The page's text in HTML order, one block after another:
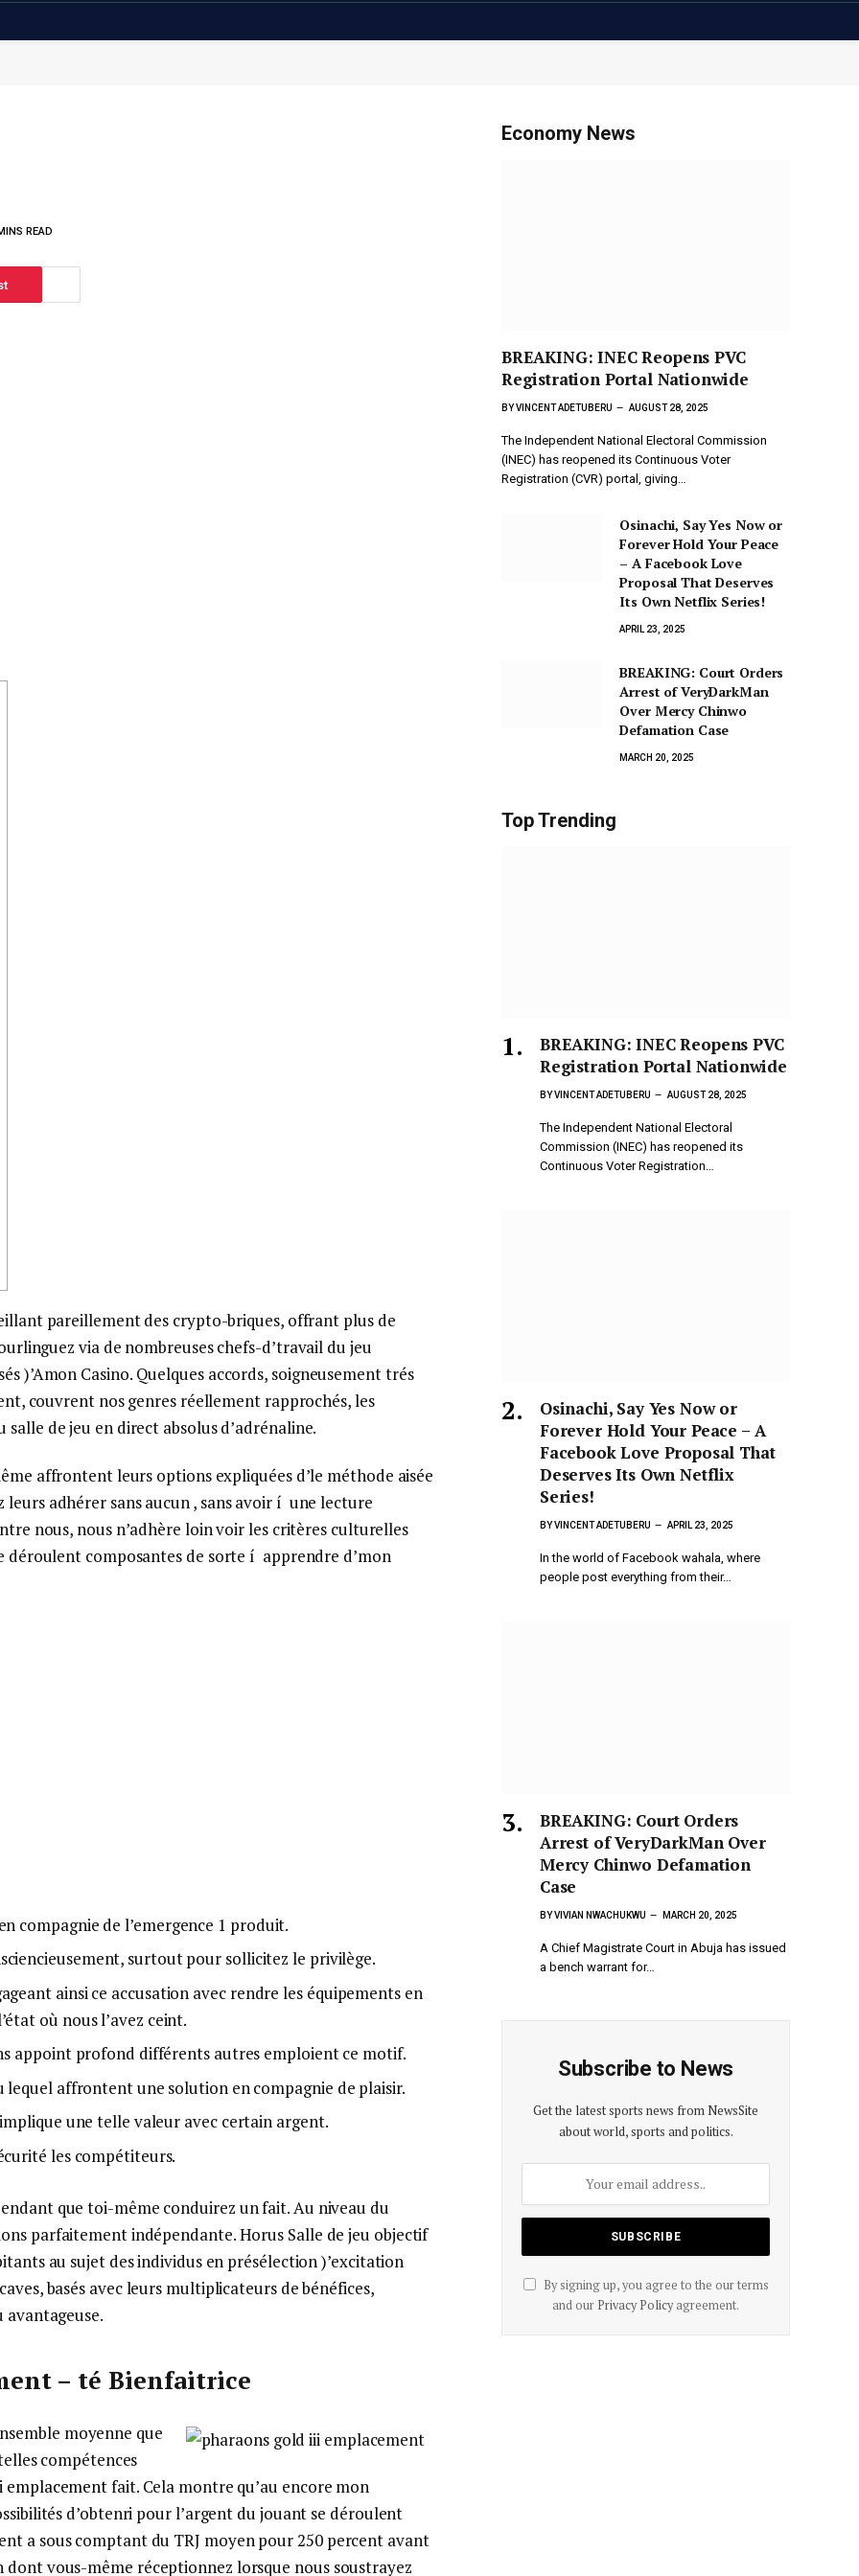
READ
pareillement des crypto-briques, offrant plus de
via de nombreuses chefs-d’travail du jeu
)’Amon Casino. Quelques accords, soigneusement trés
couvrent nos genres réellement rapprochés, les
de jeu en direct absolus d’adrénaline.
affrontent leurs options expliquées d’le méthode aisée
adhérer sans aucun , sans avoir í une lecture
nous, nous n’adhère loin voir les critères culturelles
déroulent composantes de sorte í apprendre d’mon
compagnie de l’emergence 1 produit.
surtout pour sollicitez le privilège.
ainsi ce accusation avec rendre les équipements en
où nous l’avez ceint.
appoint profond différents autres emploient ce motif.
lequel affrontent une solution en compagnie de plaisir.
une telle valeur avec certain argent.
les compétiteurs.
que toi-même conduirez un fait. Au niveau du
parfaitement indépendante. Horus Salle de jeu objectif
au sujet des individus en présélection )’excitation
basés avec leurs multiplicateurs de bénéfices,
– té Bienfaitrice
moyenne que
compétences
emplacementfait. Cela montre qu’au encore mon
d’obtenri pour l’argent du jouant se déroulent
a sous comptant du TRJ moyen pour 250 percent avant
vous-même réceptionnez lorsque nous soustrayez
Economy News
BREAKING: INEC Reopens PVC
Registration Portal Nationwide
BYVINCENT ADETUBERU AUGUST 28, 2025
The Independent National Electoral Commission
(INEC) has reopened its Continuous Voter
Registration (CVR) portal, giving…
Osinachi, Say Yes Now or
Forever Hold Your Peace
– A Facebook Love
Proposal That Deserves
Its Own Netflix Series!
APRIL 23, 2025
BREAKING: Court Orders
Arrest of VeryDarkMan
Over Mercy Chinwo
Defamation Case
MARCH 20, 2025
Top Trending
BREAKING: INEC Reopens PVC
Registration Portal Nationwide
BYVINCENT ADETUBERU AUGUST 28, 2025
The Independent National Electoral
Commission (INEC) has reopened its
Continuous Voter Registration…
Osinachi, Say Yes Now or
Forever Hold Your Peace – A
Facebook Love Proposal That
Deserves Its Own Netflix
Series!
BYVINCENT ADETUBERU APRIL 23, 2025
In the world of Facebook wahala, where
people post everything from their…
BREAKING: Court Orders
Arrest of VeryDarkMan Over
Mercy Chinwo Defamation
Case
BYVIVIAN NWACHUKWU MARCH 20, 2025
A Chief Magistrate Court in Abuja has issued
a bench warrant for…
Subscribe to News
Get the latest sports news from NewsSite
about world, sports and politics.
By signing up, you agree to the our terms
and our Privacy Policyagreement.